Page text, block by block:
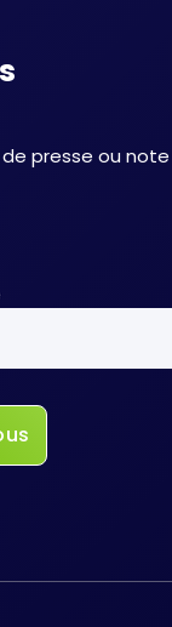
presse ou